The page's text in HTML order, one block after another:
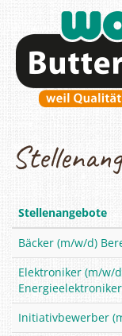
Stellenangebote
Bäcker (m/w/d)
Elektroniker (m/w/
Initiativbewerber